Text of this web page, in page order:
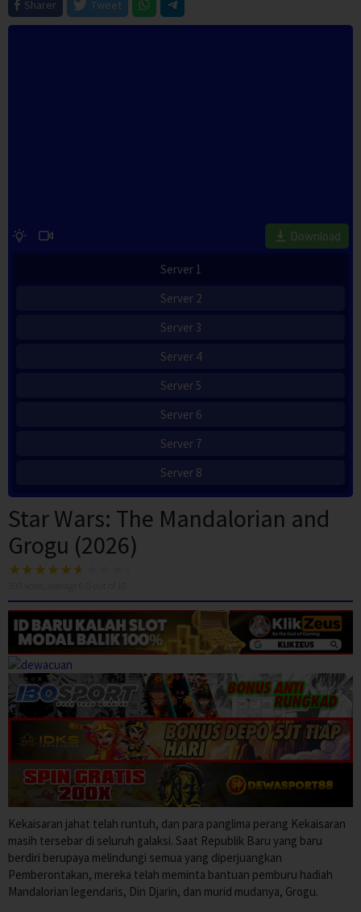
Sharer
Tweet
Download
Server 1
Server 2
Server 3
Server 4
Server 5
Server 6
Server 7
Server 8
Star Wars: The Mandalorian and
Grogu (2026)
Kekaisaran jahat telah runtuh, dan para panglima perang Kekaisaran
masih tersebar di seluruh galaksi. Saat Republik Baru yang baru
berdiri berupaya melindungi semua yang diperjuangkan
Pemberontakan, mereka telah meminta bantuan pemburu hadiah
Mandalorian legendaris, Din Djarin, dan murid mudanya, Grogu.